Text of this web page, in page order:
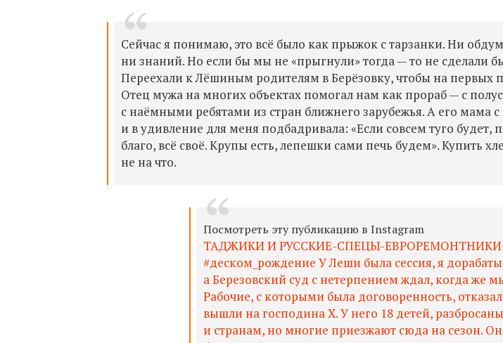
Сейчас я понимаю, это всё было как прыжок с тарзанки. Ни
ни знаний. Но если бы мы не «прыгнули» тогда — то не сделали
Переехали к Лёшиным родителям в Берёзовку, чтобы на первых
Отец мужа на многих объектах помогал нам как прораб — с
с наёмными ребятами из стран ближнего зарубежья. А его мама
и в удивление для меня подбадривала: «Если совсем туго
благо, всё своё.Крупы есть, лепешки сами печь будем». Купить
не на что.
Посмотреть эту публикацию в Instagram
ТАДЖИКИ И РУССКИЕ-СПЕЦЫ-
#деском_рождение У Леши была сессия, я
а Березовский суд с нетерпением ждал, когда же
Рабочие, с которыми была договоренность,
вышли на господина Х. У него 18 детей,
и странам, но многие приезжают сюда на сезон.